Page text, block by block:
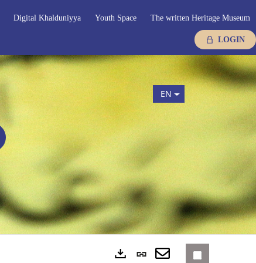
Digital Khalduniyya Youth Space The written Heritage Museum
LOGIN
EN
Permanent